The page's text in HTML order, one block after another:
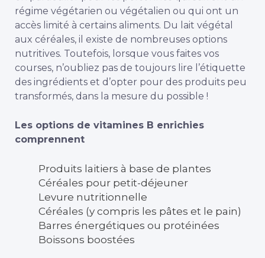
régime végétarien ou végétalien ou qui ont un
accès limité à certains aliments. Du lait végétal
aux céréales, il existe de nombreuses options
nutritives. Toutefois, lorsque vous faites vos
courses, n’oubliez pas de toujours lire l’étiquette
des ingrédients et d’opter pour des produits peu
transformés, dans la mesure du possible !
Les options de vitamines B enrichies
comprennent
Produits laitiers à base de plantes
Céréales pour petit-déjeuner
Levure nutritionnelle
Céréales (y compris les pâtes et le pain)
Barres énergétiques ou protéinées
Boissons boostées